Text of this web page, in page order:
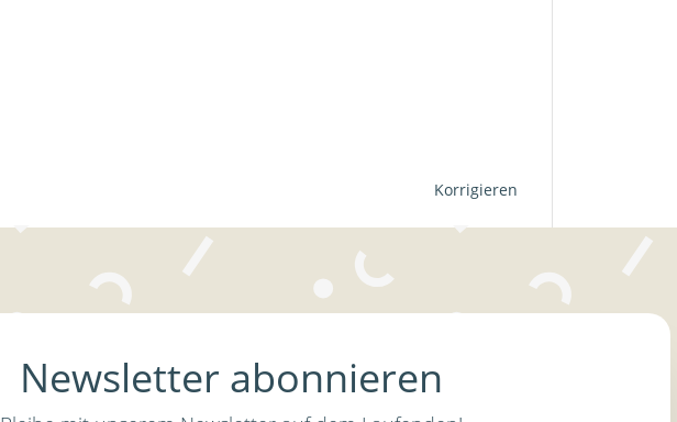
Korrigieren
Newsletter abonnieren